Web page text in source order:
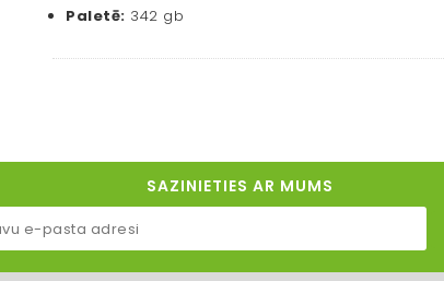
Paletē: 342 gb
SAZINIETIES AR MUMS